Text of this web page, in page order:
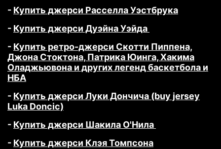
- Купить джерси Расселла Уэстбрука
- Купить джерси Дуэйна Уэйда
- Купить ретро-джерси Скотти Пиппена,
Джона Стоктона, Патрика Юинга, Хакима
Оладжьювона и других легенд баскетбола и
НБА
- Купить джерси Луки Дончича (buy jersey
Luka Doncic)
- Купить джерси Шакила О'Нила
- Купить джерси Клэя Томпсона